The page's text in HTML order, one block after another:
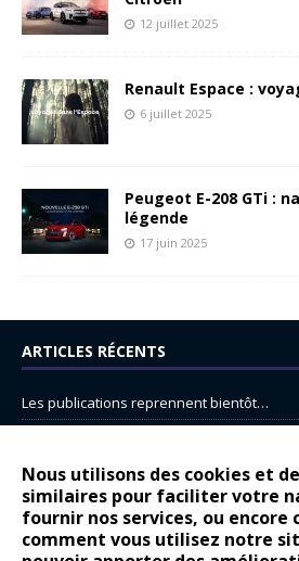
Nous utilisons des cookies et
similaires pour faciliter votre
fournir nos services, ou encore
comment vous utilisez notre
12 juillet 2025
Renault Espace :
6 juillet 2025
Peugeot E-208 GTi :
légende
17 juin 2025
ARTICLES RÉCENTS
Les publications reprennent bientôt…
14 juillet : nouveau film de marque pour
Renault Espace : voyage, voyage…
Peugeot E-208 GTi : naissance d’une